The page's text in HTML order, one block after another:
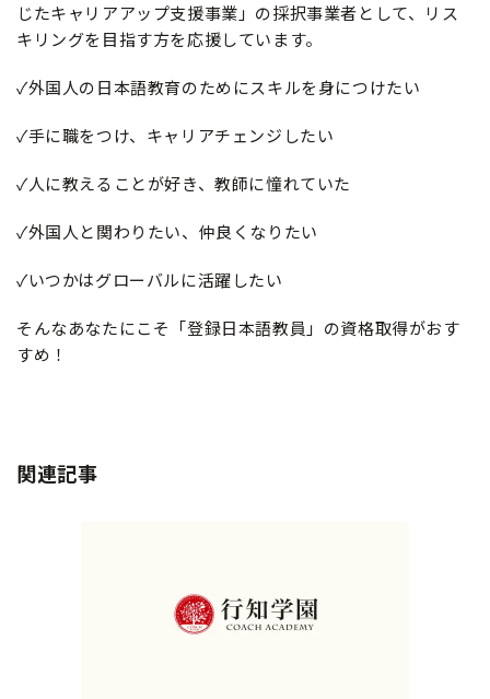
じたキャリアアップ支援事業」の採択事業者として、リス
キリングを目指す方を応援しています。
✓外国人の日本語教育のためにスキルを身につけたい
✓手に職をつけ、キャリアチェンジしたい
✓人に教えることが好き、教師に憧れていた
✓外国人と関わりたい、仲良くなりたい
✓いつかはグローバルに活躍したい
そんなあなたにこそ「登録日本語教員」の資格取得がおす
すめ！
関連記事